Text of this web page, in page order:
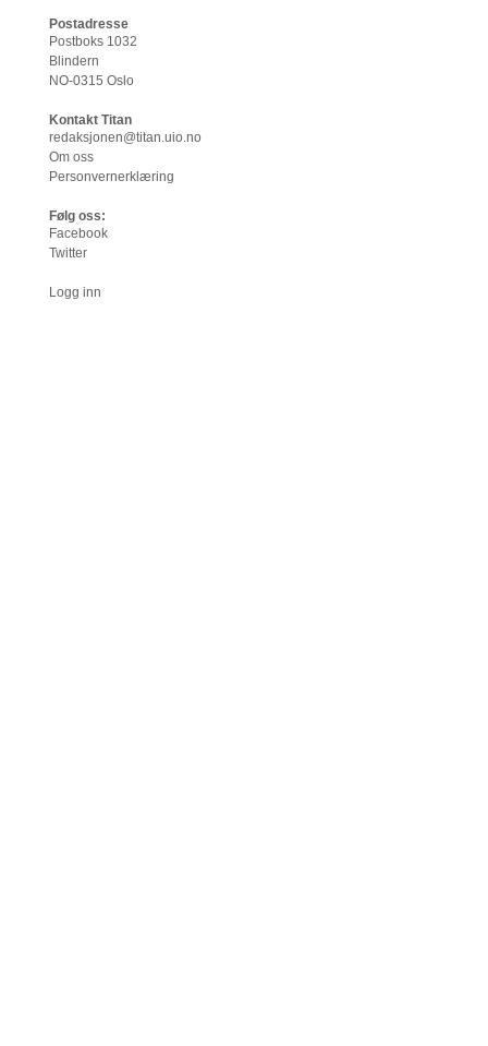
Postadresse
Postboks 1032
Blindern
NO-0315 Oslo
Kontakt Titan
redaksjonen@titan.uio.no
Om oss
Personvernerklæring
Følg oss:
Facebook
Twitter
Logg inn